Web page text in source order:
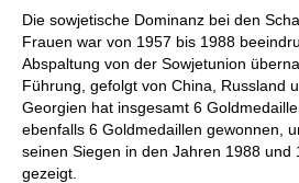
Die sowjetische Dominanz bei den
Frauen war von 1957 bis 1988
Abspaltung von der Sowjetunion
Führung, gefolgt von China, Russland
Georgien hat insgesamt 6
ebenfalls 6 Goldmedaillen gewonnen,
seinen Siegen in den Jahren 1988 und
gezeigt.